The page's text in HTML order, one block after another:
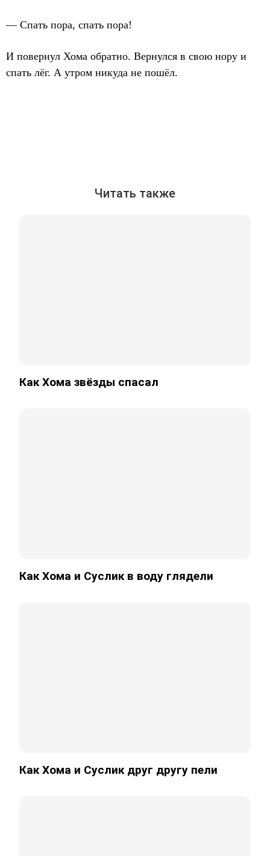
— Спать пора, спать пора!
И повернул Хома обратно. Вернулся в свою нору и
спать лёг. А утром никуда не пошёл.
Читать также
Как Хома звёзды спасал
Как Хома и Суслик в воду глядели
Как Хома и Суслик друг другу пели